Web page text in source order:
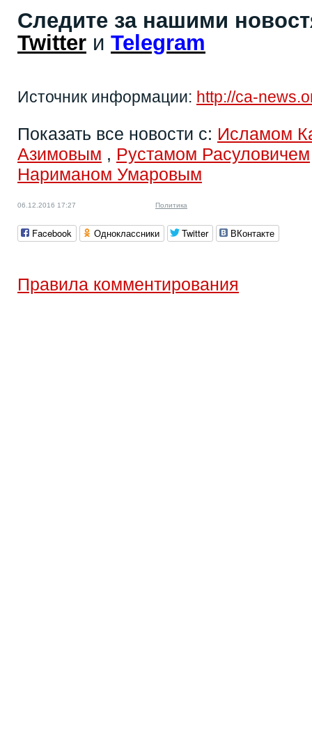
Следите за нашими
Twitter и Telegram
Источник информации: http://ca-
Показать все новости с: Исламом
Азимовым , Рустамом Расуловичем
Нариманом Умаровым
06.12.2016 17:27 Политика
Facebook Одноклассники Twitter ВКонтакте
Правила комментирования